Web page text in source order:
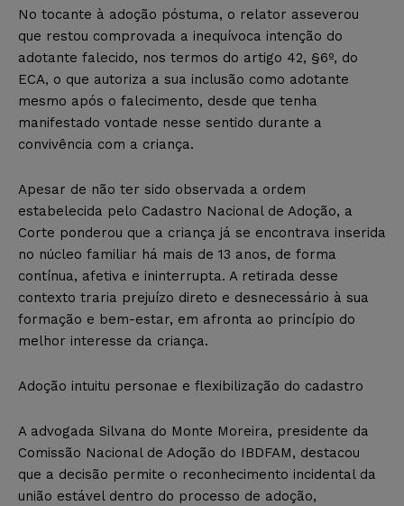
No tocante à adoção póstuma, o relator asseverou
que restou comprovada a inequívoca intenção do
adotante falecido, nos termos do artigo 42, §6º, do
ECA, o que autoriza a sua inclusão como adotante
mesmo após o falecimento, desde que tenha
manifestado vontade nesse sentido durante a
convivência com a criança.
Apesar de não ter sido observada a ordem
estabelecida pelo Cadastro Nacional de Adoção, a
Corte ponderou que a criança já se encontrava inserida
no núcleo familiar há mais de 13 anos, de forma
contínua, afetiva e ininterrupta. A retirada desse
contexto traria prejuízo direto e desnecessário à sua
formação e bem-estar, em afronta ao princípio do
melhor interesse da criança.
Adoção intuitu personae e flexibilização do cadastro
A advogada Silvana do Monte Moreira, presidente da
Comissão Nacional de Adoção do IBDFAM, destacou
que a decisão permite o reconhecimento incidental da
união estável dentro do processo de adoção,